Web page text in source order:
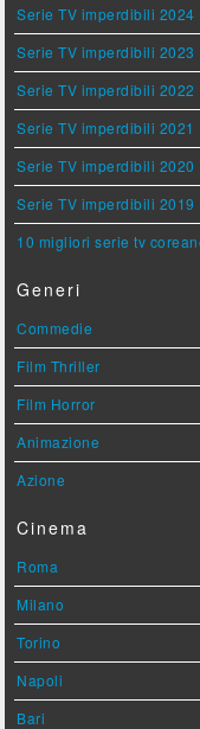
Serie TV imperdibili 2024
Serie TV imperdibili 2023
Serie TV imperdibili 2022
Serie TV imperdibili 2021
Serie TV imperdibili 2020
Serie TV imperdibili 2019
10 migliori serie tv
Generi
Commedie
Film Thriller
Film Horror
Animazione
Azione
Cinema
Roma
Milano
Torino
Napoli
Bari